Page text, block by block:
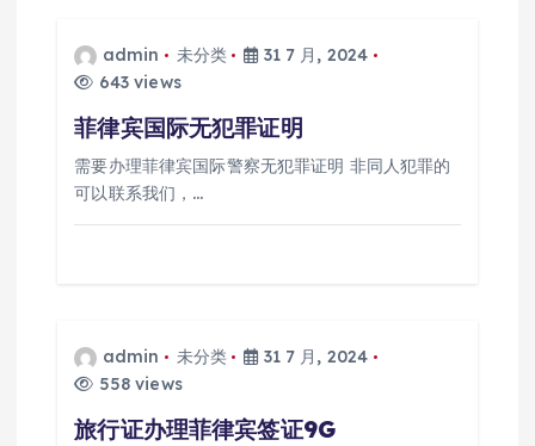
admin 未分类
31 7 月, 2024
643 views
菲律宾国际无犯罪证明
需要办理菲律宾国际警察无犯罪证明 非同人犯罪的
可以联系我们，…
admin 未分类
31 7 月, 2024
558 views
旅行证办理菲律宾签证9G